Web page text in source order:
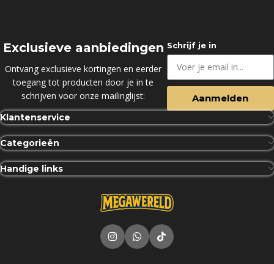
Exclusieve aanbiedingen
Ontvang exclusieve kortingen en eerder
toegang tot producten door je in te
schrijven voor onze mailinglijst:
Schrijf je in
Aanmelden
Klantenservice
Categorieën
Handige links